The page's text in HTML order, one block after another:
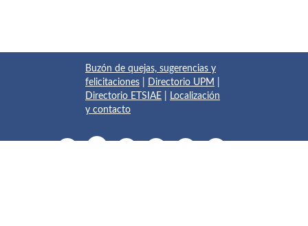
Buzón de quejas, sugerencias y
felicitaciones
Directorio UPM
Directorio ETSIAE
Localización
y contacto